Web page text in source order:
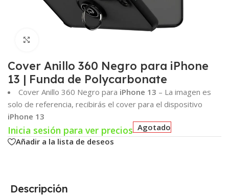
Cover Anillo 360 Negro para iPhone
13 | Funda de Polycarbonate
Cover Anillo 360 Negro para iPhone 13 – La imagen es
solo de referencia, recibirás el cover para el dispositivo
iPhone 13
Inicia sesión para ver precios Agotado
Añadir a la lista de deseos
Descripción